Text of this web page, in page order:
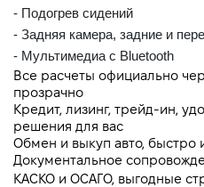
- Подогрев сидений
- Задняя камера, задние и
- Мультимедиа с Bluetooth
Все расчеты официально
прозрачно
Кредит, лизинг, трейд-ин,
решения для вас
Обмен и выкуп авто, быстро
Документальное
КАСКО и ОСАГО, выгодные